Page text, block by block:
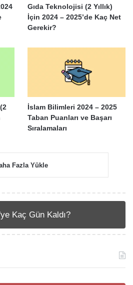
Gıda Teknolojisi (2 Yıllık)
İçin 2024 – 2025’de Kaç Net
Gerekir?
İslam Bilimleri 2024 – 2025
Taban Puanları ve Başarı
Sıralamaları
Fazla Yükle
Kaç Gün Kaldı?